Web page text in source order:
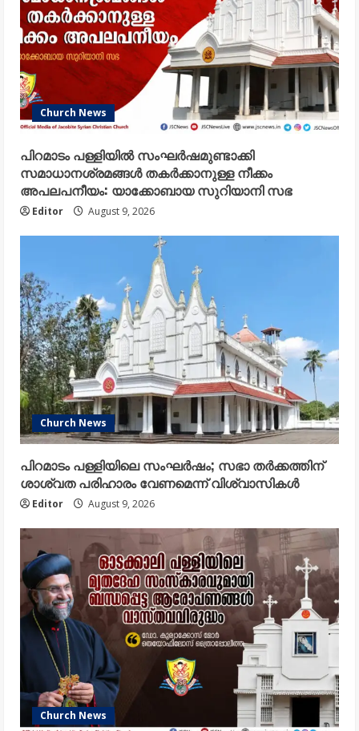
Church News
പിറമാടം പള്ളിയിൽ സംഘർഷമുണ്ടാക്കി
സമാധാനശ്രമങ്ങൾ തകർക്കാനുള്ള നീക്കം
അപലപനീയം: യാക്കോബായ സുറിയാനി സഭ
Editor August 9, 2026
Church News
പിറമാടം പള്ളിയിലെ സംഘർഷം; സഭാ തർക്കത്തിന്
ശാശ്വത പരിഹാരം വേണമെന്ന് വിശ്വാസികൾ
Editor August 9, 2026
Church News